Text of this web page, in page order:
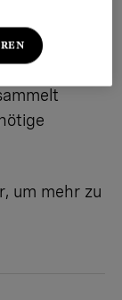
und
auf die
, um mehr zu